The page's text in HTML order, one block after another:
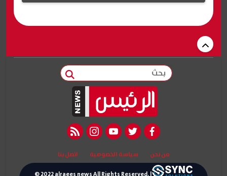
بحث
facebook
twitter
youtube
instagram
rss feed
من نحن سياسة الخصوصية اتصل بنا
© 2022 alraees news All Rights Reserved. |